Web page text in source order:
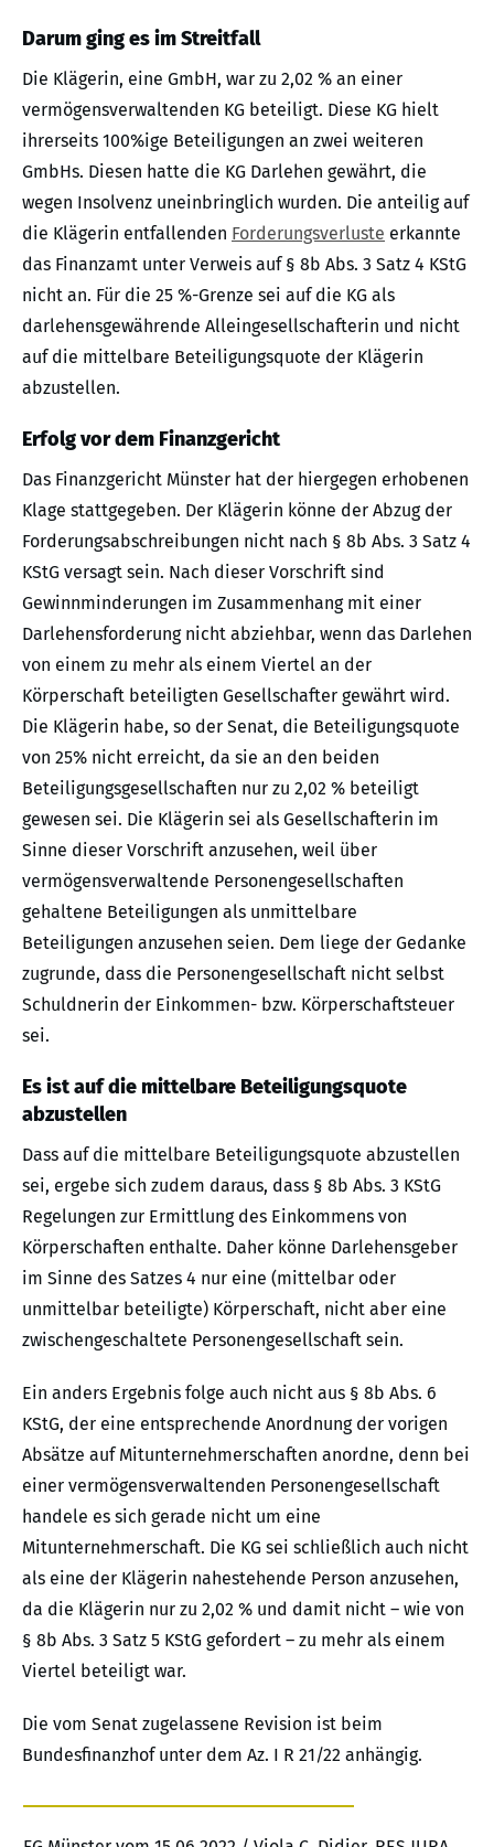
Darum ging es im Streitfall
Die Klägerin, eine GmbH, war zu 2,02 % an einer
vermögensverwaltenden KG beteiligt. Diese KG hielt
ihrerseits 100%ige Beteiligungen an zwei weiteren
GmbHs. Diesen hatte die KG Darlehen gewährt, die
wegen Insolvenz uneinbringlich wurden. Die anteilig auf
die Klägerin entfallenden Forderungsverluste erkannte
das Finanzamt unter Verweis auf § 8b Abs. 3 Satz 4 KStG
nicht an. Für die 25 %-Grenze sei auf die KG als
darlehensgewährende Alleingesellschafterin und nicht
auf die mittelbare Beteiligungsquote der Klägerin
abzustellen.
Erfolg vor dem Finanzgericht
Das Finanzgericht Münster hat der hiergegen erhobenen
Klage stattgegeben. Der Klägerin könne der Abzug der
Forderungsabschreibungen nicht nach § 8b Abs. 3 Satz 4
KStG versagt sein. Nach dieser Vorschrift sind
Gewinnminderungen im Zusammenhang mit einer
Darlehensforderung nicht abziehbar, wenn das Darlehen
von einem zu mehr als einem Viertel an der
Körperschaft beteiligten Gesellschafter gewährt wird.
Die Klägerin habe, so der Senat, die Beteiligungsquote
von 25% nicht erreicht, da sie an den beiden
Beteiligungsgesellschaften nur zu 2,02 % beteiligt
gewesen sei. Die Klägerin sei als Gesellschafterin im
Sinne dieser Vorschrift anzusehen, weil über
vermögensverwaltende Personengesellschaften
gehaltene Beteiligungen als unmittelbare
Beteiligungen anzusehen seien. Dem liege der Gedanke
zugrunde, dass die Personengesellschaft nicht selbst
Schuldnerin der Einkommen- bzw. Körperschaftsteuer
sei.
Es ist auf die mittelbare Beteiligungsquote
abzustellen
Dass auf die mittelbare Beteiligungsquote abzustellen
sei, ergebe sich zudem daraus, dass § 8b Abs. 3 KStG
Regelungen zur Ermittlung des Einkommens von
Körperschaften enthalte. Daher könne Darlehensgeber
im Sinne des Satzes 4 nur eine (mittelbar oder
unmittelbar beteiligte) Körperschaft, nicht aber eine
zwischengeschaltete Personengesellschaft sein.
Ein anders Ergebnis folge auch nicht aus § 8b Abs. 6
KStG, der eine entsprechende Anordnung der vorigen
Absätze auf Mitunternehmerschaften anordne, denn bei
einer vermögensverwaltenden Personengesellschaft
handele es sich gerade nicht um eine
Mitunternehmerschaft. Die KG sei schließlich auch nicht
als eine der Klägerin nahestehende Person anzusehen,
da die Klägerin nur zu 2,02 % und damit nicht – wie von
§ 8b Abs. 3 Satz 5 KStG gefordert – zu mehr als einem
Viertel beteiligt war.
Die vom Senat zugelassene Revision ist beim
Bundesfinanzhof unter dem Az. I R 21/22 anhängig.